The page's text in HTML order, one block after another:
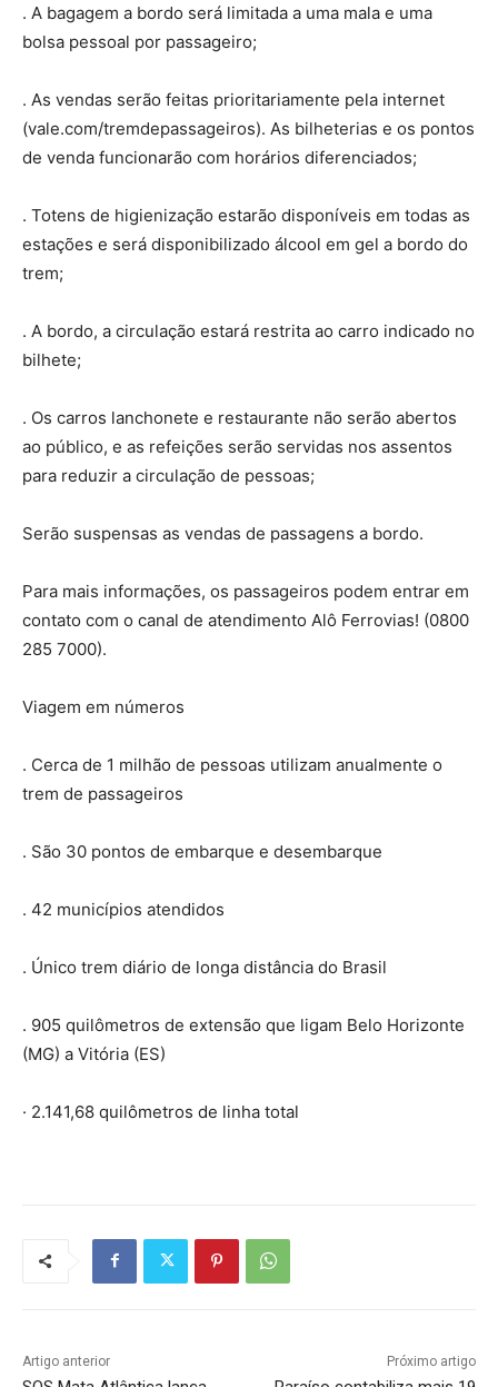
. A bagagem a bordo será limitada a uma mala e uma
bolsa pessoal por passageiro;
. As vendas serão feitas prioritariamente pela internet
(vale.com/tremdepassageiros). As bilheterias e os pontos
de venda funcionarão com horários diferenciados;
. Totens de higienização estarão disponíveis em todas as
estações e será disponibilizado álcool em gel a bordo do
trem;
. A bordo, a circulação estará restrita ao carro indicado no
bilhete;
. Os carros lanchonete e restaurante não serão abertos
ao público, e as refeições serão servidas nos assentos
para reduzir a circulação de pessoas;
Serão suspensas as vendas de passagens a bordo.
Para mais informações, os passageiros podem entrar em
contato com o canal de atendimento Alô Ferrovias! (0800
285 7000).
Viagem em números
. Cerca de 1 milhão de pessoas utilizam anualmente o
trem de passageiros
. São 30 pontos de embarque e desembarque
. 42 municípios atendidos
. Único trem diário de longa distância do Brasil
. 905 quilômetros de extensão que ligam Belo Horizonte
(MG) a Vitória (ES)
· 2.141,68 quilômetros de linha total
Artigo anterior Próximo artigo